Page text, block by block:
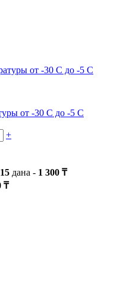
от -30 С до -5 С
+
15 дана - 1 300 ₸
₸